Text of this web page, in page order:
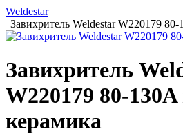
Weldestar
Завихритель Weldestar W220179
Завихритель
W220179 80-
керамика